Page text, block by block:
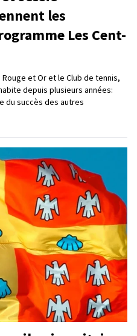
les
Les Cent-
Rouge et Or et le Club de tennis,
depuis plusieurs années:
du succès des autres